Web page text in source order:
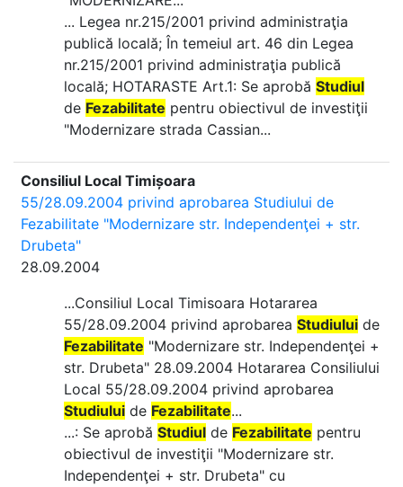
... Legea nr.215/2001 privind administraţia
publică locală; În temeiul art. 46 din Legea
nr.215/2001 privind administraţia publică
locală; HOTARASTE Art.1: Se aprobă Studiul
de Fezabilitate pentru obiectivul de investiţii
"Modernizare strada Cassian...
Consiliul Local Timișoara
55/28.09.2004 privind aprobarea Studiului de
Fezabilitate "Modernizare str. Independenţei + str.
Drubeta"
28.09.2004
...Consiliul Local Timisoara Hotararea
55/28.09.2004 privind aprobarea Studiului de
Fezabilitate "Modernizare str. Independenţei +
str. Drubeta" 28.09.2004 Hotararea Consiliului
Local 55/28.09.2004 privind aprobarea
Studiului de Fezabilitate...
...: Se aprobă Studiul de Fezabilitate pentru
obiectivul de investiţii "Modernizare str.
Independenţei + str. Drubeta" cu